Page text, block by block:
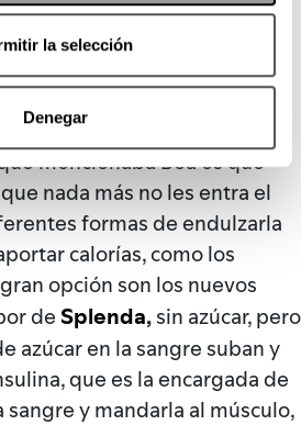
la selección
Denegar
les aporta el azúcar lo
de las frutas y de las
su microbiota intestinal, la
mejoren.
mencionaba Bea es que
nada más no les entra el
formas de endulzarla
calorías, como los
opción son los nuevos
de Splenda,sin azúcar, pero
azúcar en la sangre suban y
que es la encargada de
sangre y mandarla al músculo,